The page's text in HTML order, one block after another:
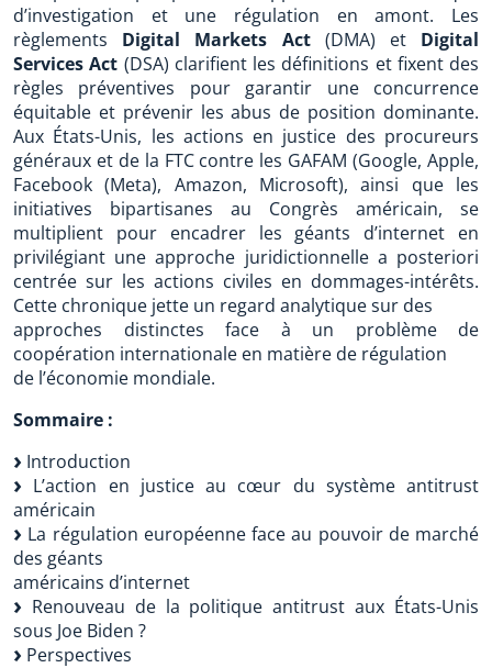
d’investigation et une régulation en amont. Les
règlements Digital Markets Act(DMA) et Digital
Services Act (DSA) clarifient les définitions et fixent des
règles préventives pour garantir une concurrence
équitable et prévenir les abus de position dominante.
Aux États-Unis, les actions en justice des procureurs
généraux et de la FTC contre les GAFAM (Google, Apple,
Facebook (Meta), Amazon, Microsoft), ainsi que les
initiatives bipartisanes au Congrès américain, se
multiplient pour encadrer les géants d’internet en
privilégiant une approche juridictionnelle a posteriori
centrée sur les actions civiles en dommages-intérêts.
Cette chronique jette un regard analytique sur des
approches distinctes face à un problème de
coopération internationale en matière de régulation
de l’économie mondiale.
Sommaire :
Introduction
L’action en justice au cœur du système antitrust
américain
La régulation européenne face au pouvoir de marché
des géants
américains d’internet
Renouveau de la politique antitrust aux États-Unis
sous Joe Biden ?
Perspectives